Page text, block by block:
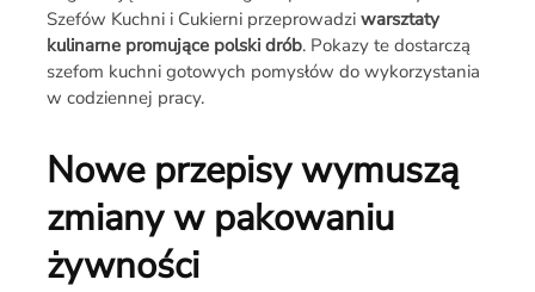
Szefów Kuchni i Cukierni przeprowadzi warsztaty
kulinarne promujące polski drób. Pokazy te dostarczą
szefom kuchni gotowych pomysłów do wykorzystania
w codziennej pracy.
Nowe przepisy wymuszą
zmiany w pakowaniu
żywności